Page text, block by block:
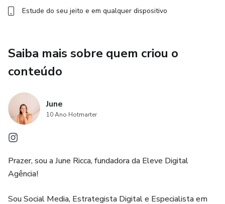
equilíbrio emocional, estresse, empatia e muito mais
👩‍⚕️ Ideal para psicólogas, terapeutas, psicanalistas,
coaches e profissionais do cuidado emocional e bem-estar
Bônus exclusivos que você também recebe:
💡 Sugestões de conteúdos estratégicos para engajar
ainda mais sua audiência
✨ 1 guia de frases motivacionais e emocionais para usar
em posts e Stories
Estude do seu jeito e em qualquer dispositivo
Saiba mais sobre quem criou o
conteúdo
June
10 Ano Hotmarter
Prazer, sou a June Ricca, fundadora da Eleve Digital
Agência!
Sou Social Media, Estrategista Digital e Especialista em